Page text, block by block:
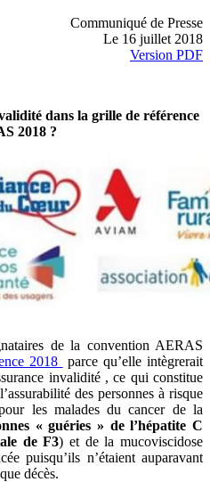
Communiqué de Presse
Le 16 juillet 2018
Version PDF
dans la grille de référence
2018 ?
de la convention AERAS
2018
parce qu’elle intègrerait
invalidité , ce qui constitue
des personnes à risque
les malades du cancer de la
« guéries » de l’hépatite C
de F3) et de la mucoviscidose
puisqu’ils n’étaient auparavant
décès.